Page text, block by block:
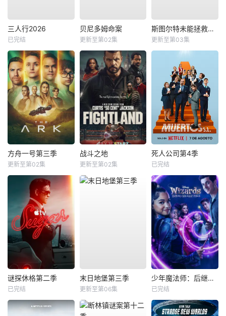
三人行2026
已完结
贝尼多姆命案
更新至第02集
斯图尔特未能拯救宇宙
更新至第03集
方舟一号第三季
更新至第02集
战斗之地
更新至第02集
死人公司第4季
已完结
谜探休格第二季
已完结
末日地堡第三季
更新至第06集
少年魔法师：后继者第三季
已完结